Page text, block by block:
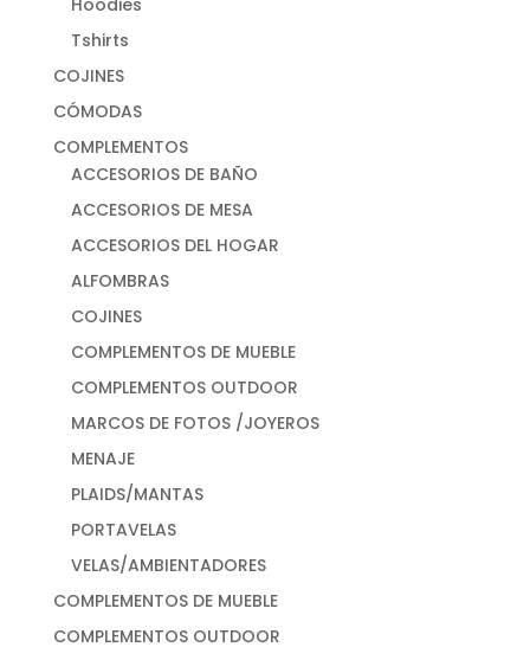
Tshirts
COJINES
CÓMODAS
COMPLEMENTOS
ACCESORIOS DE BAÑO
ACCESORIOS DE MESA
ACCESORIOS DEL HOGAR
ALFOMBRAS
COJINES
COMPLEMENTOS DE MUEBLE
COMPLEMENTOS OUTDOOR
MARCOS DE FOTOS /JOYEROS
MENAJE
PLAIDS/MANTAS
PORTAVELAS
VELAS/AMBIENTADORES
COMPLEMENTOS DE MUEBLE
COMPLEMENTOS OUTDOOR